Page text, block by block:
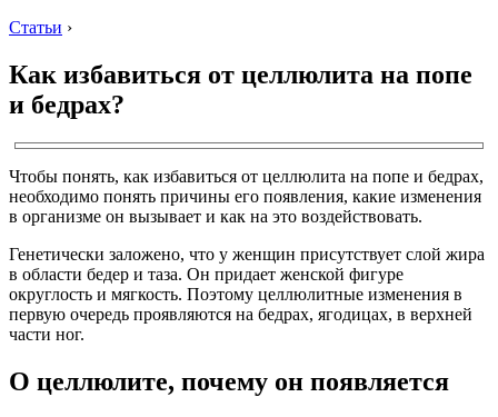
Статьи ›
Как избавиться от целлюлита на попе
и бедрах?
Чтобы понять, как избавиться от целлюлита на попе и бедрах,
необходимо понять причины его появления, какие изменения
в организме он вызывает и как на это воздействовать.
Генетически заложено, что у женщин присутствует слой жира
в области бедер и таза. Он придает женской фигуре
округлость и мягкость. Поэтому целлюлитные изменения в
первую очередь проявляются на бедрах, ягодицах, в верхней
части ног.
О целлюлите, почему он появляется